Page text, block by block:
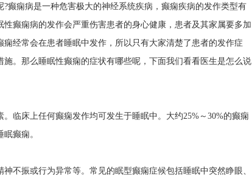
痫病是一种危害极大的神经系统疾病，癫痫疾病的发作类型有
癫痫病的发作会严重伤害患者的身心健康，患者及其家属要多加
经常会在患者睡眠中发作，所以只有大家清楚了患者的发作症
。那么睡眠性癫痫的症状有哪些呢，下面我们看看医生是怎么说
临床上任何癫痫发作均可发生于睡眠中。大约25%～30%的癫痫
癫痫。
不振或行为异常等。常见的眠型癫痫症候包括睡眠中突然睁眼、